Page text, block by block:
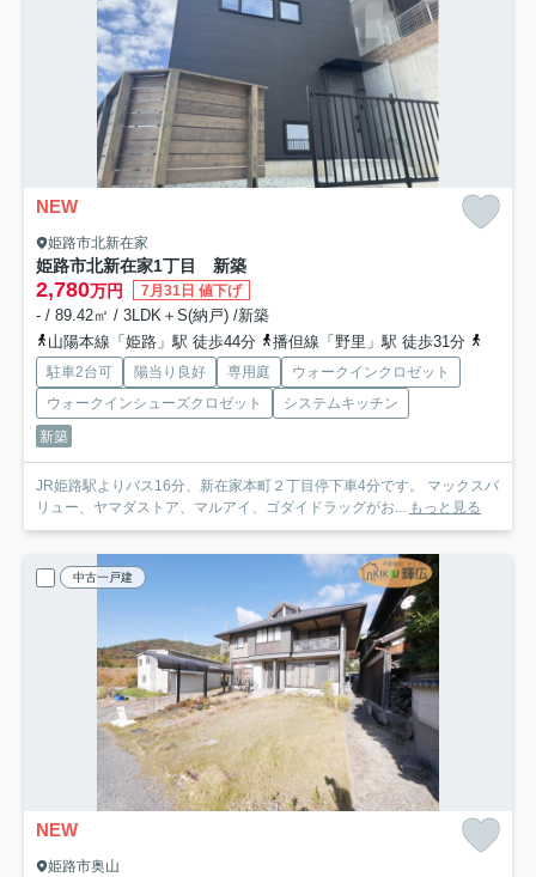
NEW
姫路市北新在家
姫路市北新在家1丁目 新築
2,780万円 7月31日 値下げ
- / 89.42㎡ / 3LDK＋S(納戸) /新築
山陽本線「姫路」駅 徒歩44分
播但線「野里」駅 徒歩31分
駐車2台可 陽当り良好 専用庭
ウォークインクロゼット
ウォークインシューズクロゼット
システムキッチン
新築
JR姫路駅よりバス16分、新在家本町２丁目停下車4分です。 マックスバ
リュー、ヤマダストア、マルアイ、ゴダイドラッグがお... もっと見る
中古一戸建
NEW
姫路市奥山